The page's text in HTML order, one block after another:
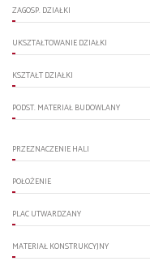
ZAGOSP. DZIAŁKI
UKSZTAŁTOWANIE DZIAŁKI
KSZTAŁT DZIAŁKI
PODST. MATERIAŁ BUDOWLANY
PRZEZNACZENIE HALI
POŁOŻENIE
PLAC UTWARDZANY
MATERIAŁ KONSTRUKCYJNY